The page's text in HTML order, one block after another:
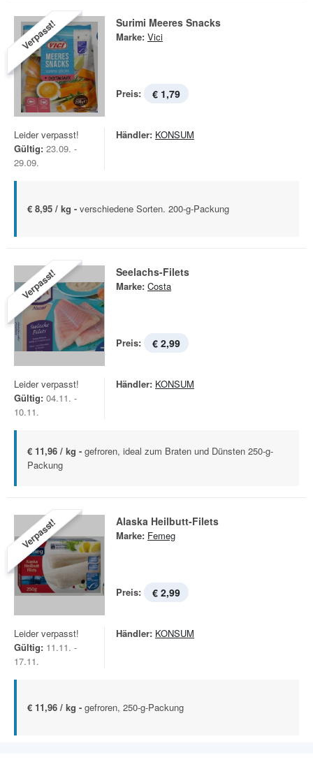
Verpasst! Surimi Meeres Snacks
Marke: Vici
Preis: € 1,79
Leider verpasst!
Gültig: 23.09. -
29.09.
Händler: KONSUM
€ 8,95 / kg - verschiedene Sorten. 200-g-Packung
Verpasst! Seelachs-Filets
Marke: Costa
Preis: € 2,99
Leider verpasst!
Gültig: 04.11. -
10.11.
Händler: KONSUM
€ 11,96 / kg - gefroren, ideal zum Braten und Dünsten 250-g-
Packung
Verpasst! Alaska Heilbutt-Filets
Marke: Femeg
Preis: € 2,99
Leider verpasst!
Gültig: 11.11. -
17.11.
Händler: KONSUM
€ 11,96 / kg - gefroren, 250-g-Packung